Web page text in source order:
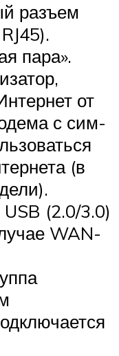
разъем
пара».
от
с сим-
(в
(2.0/3.0)
WAN-